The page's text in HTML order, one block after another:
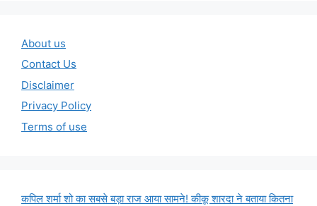
About us
Contact Us
Disclaimer
Privacy Policy
Terms of use
कपिल शर्मा शो का सबसे बड़ा राज आया सामने! कीकू शारदा ने बताया कितना